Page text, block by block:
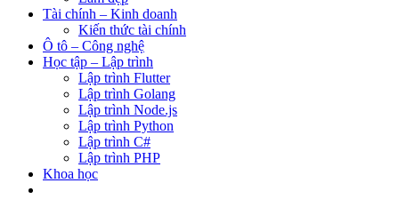
Tài chính – Kinh doanh
Kiến thức tài chính
Ô tô – Công nghệ
Học tập – Lập trình
Lập trình Flutter
Lập trình Golang
Lập trình Node.js
Lập trình Python
Lập trình C#
Lập trình PHP
Khoa học